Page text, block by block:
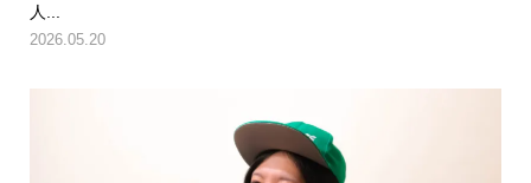
人...
2026.05.20